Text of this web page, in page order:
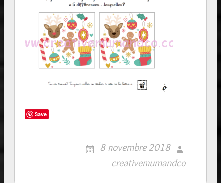
Save
8 novembre 2018
creativemumandco